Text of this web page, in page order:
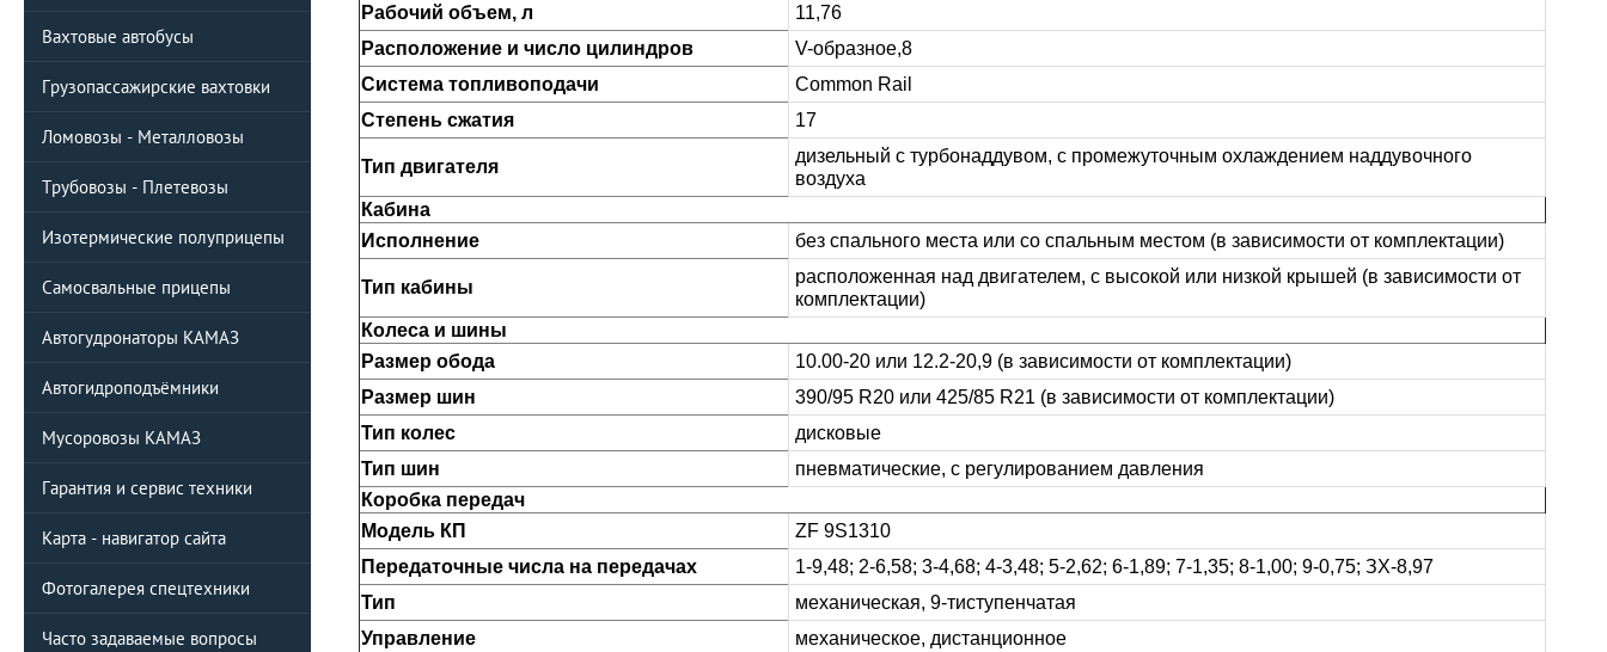
Вахтовые автобусы
Грузопассажирские вахтовки
Ломовозы - Металловозы
Трубовозы - Плетевозы
Изотермические полуприцепы
Самосвальные прицепы
Автогудронаторы КАМАЗ
Автогидроподъёмники
Мусоровозы КАМАЗ
Гарантия и сервис техники
Карта - навигатор сайта
Фотогалерея спецтехники
Часто задаваемые вопросы
Рабочий объем, л
11,76
Расположение и число цилиндров
V-образное,8
Система топливоподачи
Common Rail
Степень сжатия
17
Тип двигателя
дизельный с турбонаддувом, с промежуточным охлаждением наддувочного
воздуха
Кабина
Исполнение
без спального места или со спальным местом (в зависимости от комплектации)
Тип кабины
расположенная над двигателем, с высокой или низкой крышей (в зависимости от
комплектации)
Колеса и шины
Размер обода
10.00-20 или 12.2-20,9 (в зависимости от комплектации)
Размер шин
390/95 R20 или 425/85 R21 (в зависимости от комплектации)
Тип колес
дисковые
Тип шин
пневматические, с регулированием давления
Коробка передач
Модель КП
ZF 9S1310
Передаточные числа на передачах
1-9,48; 2-6,58; 3-4,68; 4-3,48; 5-2,62; 6-1,89; 7-1,35; 8-1,00; 9-0,75; ЗХ-8,97
Тип
механическая, 9-тиступенчатая
Управление
механическое, дистанционное